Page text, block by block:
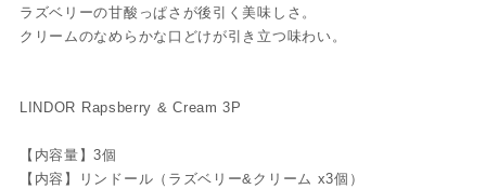
ラズベリーの甘酸っぱさが後引く美味しさ。
クリームのなめらかな口どけが引き立つ味わい。
LINDOR Rapsberry & Cream 3P
【内容量】3個
【内容】リンドール（ラズベリー&クリーム x3個）